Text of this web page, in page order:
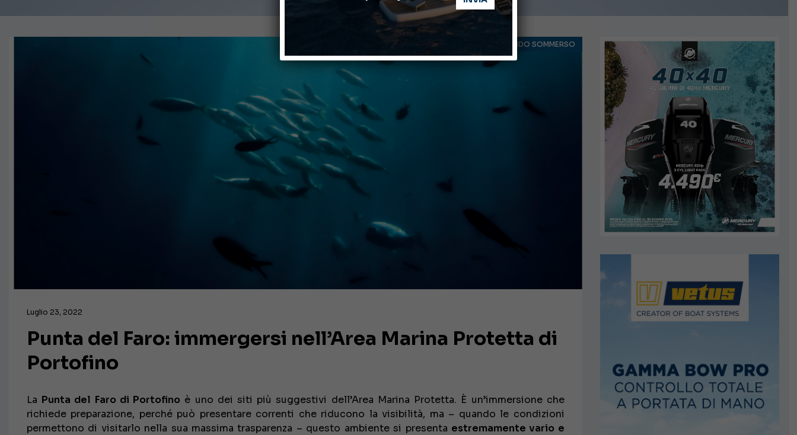
Luglio 23, 2022
IL MONDO SOMMERSO
Punta del Faro: immergersi nell’Area Marina Protetta di
Portofino
La Punta del Faro di Portofino è uno dei siti più suggestivi dell’Area Marina Protetta. È un’immersione che
richiede preparazione, perché può presentare correnti che riducono la visibilità, ma – quando le condizioni
permettono di visitarlo nella sua massima trasparenza – questo ambiente si presenta estremamente vario e